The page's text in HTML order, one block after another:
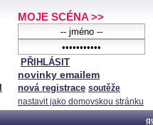
MOJE SCÉNA >>
PŘIHLÁSIT
novinky emailem
nová registrace soutěže
nastavit jako domovskou stránku